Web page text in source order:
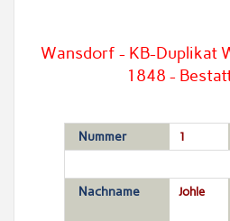
Wansdorf - KB-Duplikat
1848 -
Nummer 1
Nachname Johle